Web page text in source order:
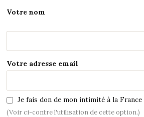
Votre nom
Votre adresse email
Je fais don de mon intimité à la France
(Voir ci-contre l'utilisation de cette option.)